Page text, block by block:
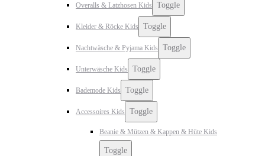
Overalls & Latzhosen Kids Toggle
Kleider & Röcke Kids Toggle
Nachtwäsche & Pyjama Kids Toggle
Unterwäsche Kids Toggle
Bademode Kids Toggle
Accessoires Kids Toggle
Beanie & Mützen & Kappen & Hüte Kids
Toggle